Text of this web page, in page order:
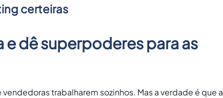
certeiras
e dê superpoderes para as
trabalharem sozinhos. Mas a verdade é que a